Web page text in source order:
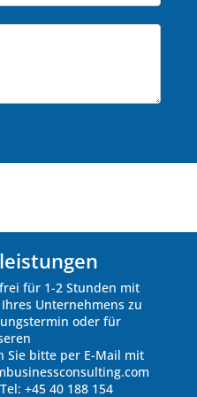
für 1-2 Stunden mit
Unternehmens zu
oder für
Sie bitte per E-Mail mit
+45 40 188 154